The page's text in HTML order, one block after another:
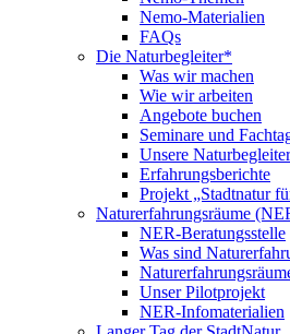
Nemo-Materialien
FAQs
Die Naturbegleiter*
Was wir machen
Wie wir arbeiten
Angebote buchen
Seminare und
Unsere
Erfahrungsberichte
Projekt „Stadtnatur
Naturerfahrungsräume
NER-Beratungsstelle
Was sind
Unser Pilotprojekt
NER-Infomaterialien